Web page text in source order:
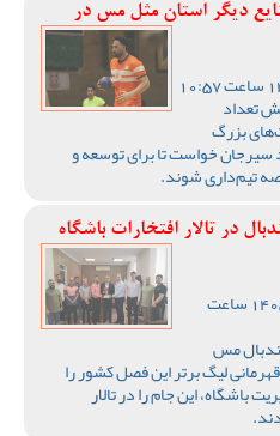
دیگر استان مثل مس در
تعداد
بزرگ
سیرجان خواست تا برای توسعه و
تیم‌داری شوند.
در تالار افتخارات باشگاه
یکشنبه 24 خرداد ماه 1405 ساعت
مس
لیگ برتر این فصل کشور را
باشگاه، این جام را در تالار